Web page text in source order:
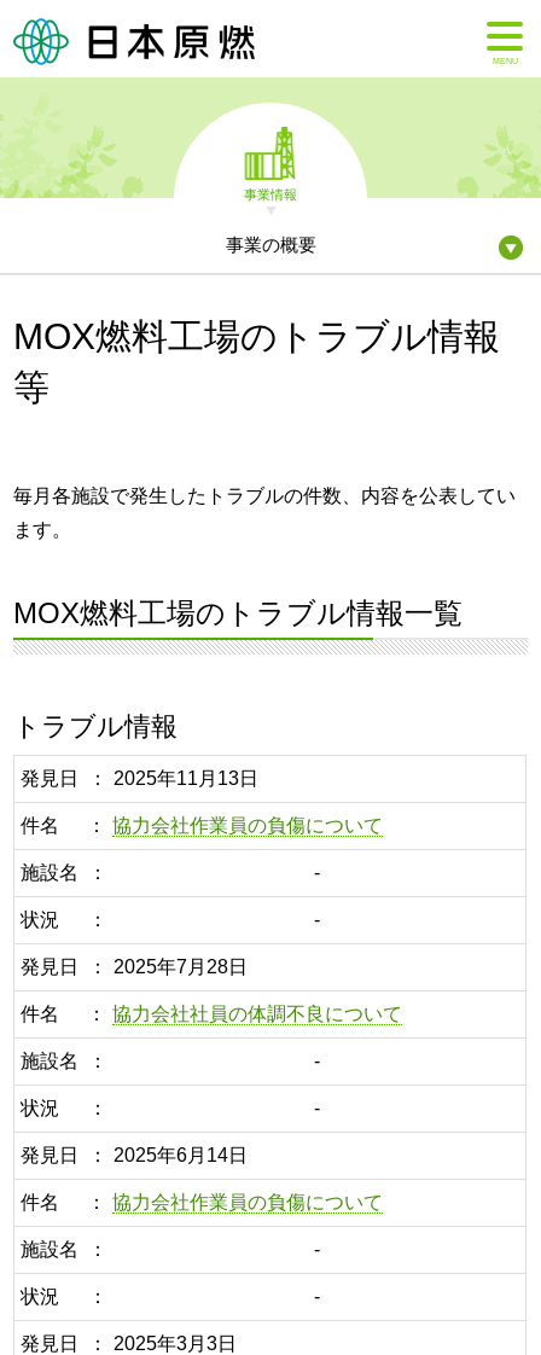
MENU
事業情報
事業の概要
MOX燃料工場のトラブル情報
等
毎月各施設で発生したトラブルの件数、内容を公表してい
ます。
MOX燃料工場のトラブル情報一覧
トラブル情報
発見日 2025年11月13日
件名 協力会社作業員の負傷について
施設名 -
状況 -
発見日 2025年7月28日
件名 協力会社社員の体調不良について
施設名 -
状況 -
発見日 2025年6月14日
件名 協力会社作業員の負傷について
施設名 -
状況 -
発見日 2025年3月3日